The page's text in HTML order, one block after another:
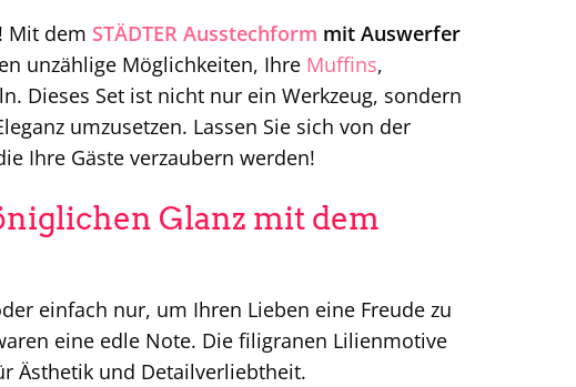
Mit dem STÄDTER Ausstechform mit Auswerfer
unzählige Möglichkeiten, Ihre Muffins,
Dieses Set ist nicht nur ein Werkzeug, sondern
umzusetzen. Lassen Sie sich von der
Ihre Gäste verzaubern werden!
Glanz mit dem
einfach nur, um Ihren Lieben eine Freude zu
eine edle Note. Die filigranen Lilienmotive
Ästhetik und Detailverliebtheit.